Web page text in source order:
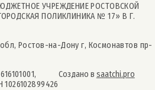
УЧРЕЖДЕНИЕ РОСТОВСКОЙ
ПОЛИКЛИНИКА № 17» В Г.
Ростов-на-Дону г, Космонавтов пр-
Создано в saatchi.pro